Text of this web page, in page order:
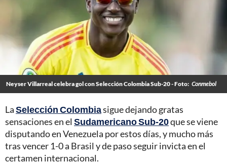
Neyser Villarreal celebra gol con Selección Colombia Sub-20 - Foto: Conmebol
LaSelección Colombiasigue dejando gratas
sensaciones en el Sudamericano Sub-20que se viene
disputando en Venezuela por estos días, y mucho más
tras vencer 1-0 a Brasil y de paso seguir invicta en el
certamen internacional.